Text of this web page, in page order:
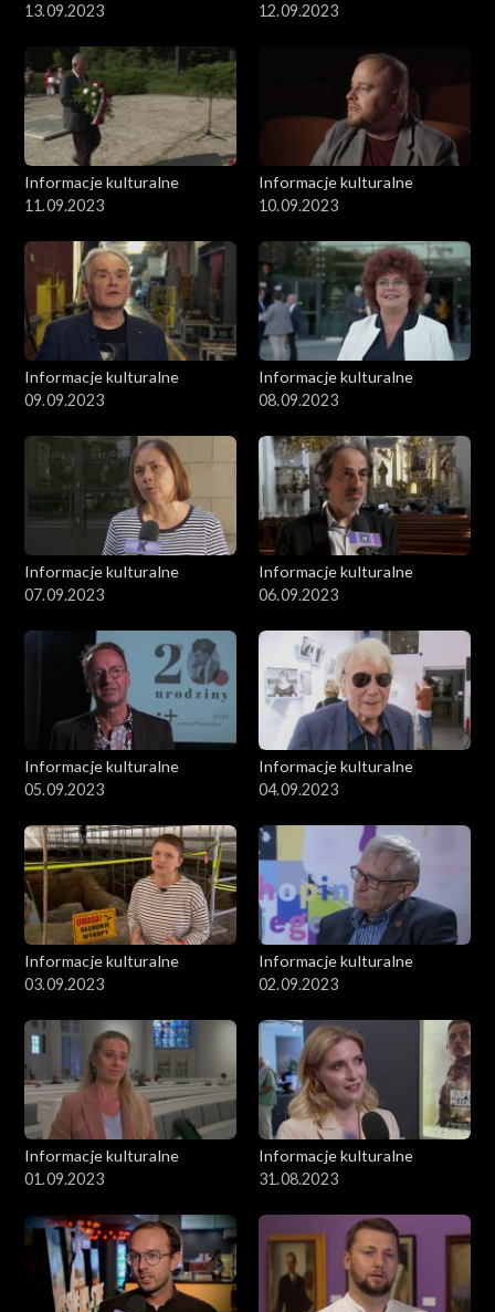
13.09.2023
12.09.2023
Informacje kulturalne
11.09.2023
Informacje kulturalne
10.09.2023
Informacje kulturalne
09.09.2023
Informacje kulturalne
08.09.2023
Informacje kulturalne
07.09.2023
Informacje kulturalne
06.09.2023
Informacje kulturalne
05.09.2023
Informacje kulturalne
04.09.2023
Informacje kulturalne
03.09.2023
Informacje kulturalne
02.09.2023
Informacje kulturalne
01.09.2023
Informacje kulturalne
31.08.2023